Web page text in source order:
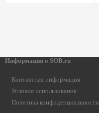
Информация о SOB.ru
Контактная информация
Условия использования
Политика конфиденциальности